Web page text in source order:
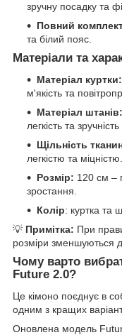
зручну посадку та
Повний
та білий пояс.
Матеріали та
Матеріал куртки:
м'якість та
Матеріал штанів:
легкість та зручність
Щільність
легкістю та міцністю.
Розмір: 120 см –
зростання.
Колір: куртка та
💡 Примітка: При
розміри зменшуються
Чому варто
Future 2.0?
Це кімоно поєднує в
одним з кращих
Оновлена модель